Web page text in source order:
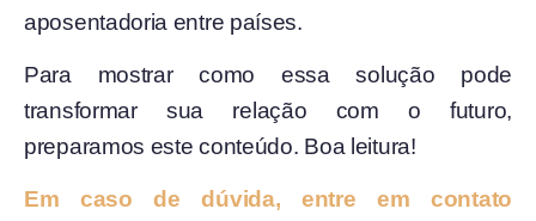
aposentadoria entre países.
Para mostrar como essa solução pode
transformar sua relação com o futuro,
preparamos este conteúdo. Boa leitura!
Em caso de dúvida, entre em contato